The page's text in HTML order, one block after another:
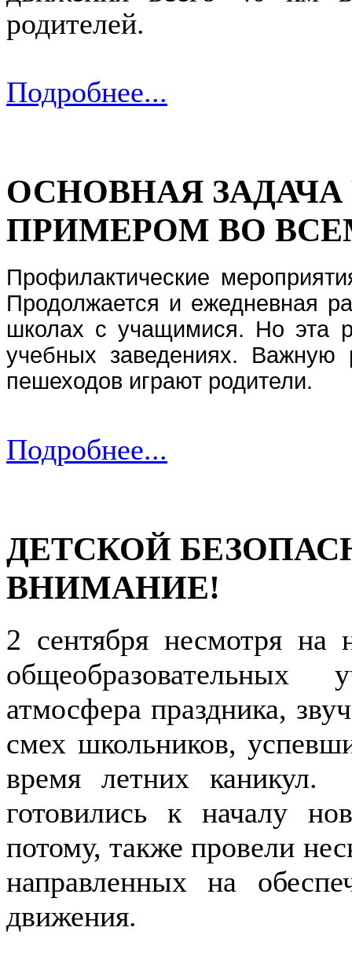
родителей.
Подробнее...
ОСНОВНАЯ
ПРИМЕРОМ ВО
Профилактические
Продолжается и ежедневная
школах с учащимися. Но эта
учебных заведениях. Важную
пешеходов играют родители.
Подробнее...
ДЕТСКОЙ
ВНИМАНИЕ!
2 сентября несмотря
общеобразовательных
атмосфера праздника,
смех школьников,
время летних каникул.
готовились к началу
потому, также провели
направленных на
движения.